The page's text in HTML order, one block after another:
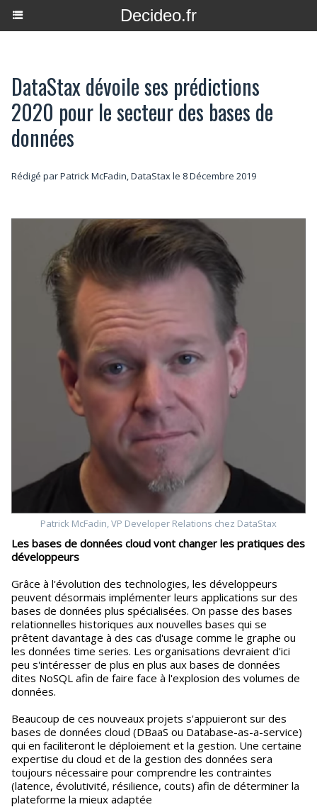
Decideo.fr
DataStax dévoile ses prédictions
2020 pour le secteur des bases de
données
Rédigé par Patrick McFadin, DataStax le 8 Décembre 2019
Patrick McFadin, VP Developer Relations chez DataStax
Les bases de données cloud vont changer les pratiques des
développeurs
Grâce à l'évolution des technologies, les développeurs
peuvent désormais implémenter leurs applications sur des
bases de données plus spécialisées. On passe des bases
relationnelles historiques aux nouvelles bases qui se
prêtent davantage à des cas d'usage comme le graphe ou
les données time series. Les organisations devraient d'ici
peu s'intéresser de plus en plus aux bases de données
dites NoSQL afin de faire face à l'explosion des volumes de
données.
Beaucoup de ces nouveaux projets s'appuieront sur des
bases de données cloud (DBaaS ou Database-as-a-service)
qui en faciliteront le déploiement et la gestion. Une certaine
expertise du cloud et de la gestion des données sera
toujours nécessaire pour comprendre les contraintes
(latence, évolutivité, résilience, couts) afin de déterminer la
plateforme la mieux adaptée